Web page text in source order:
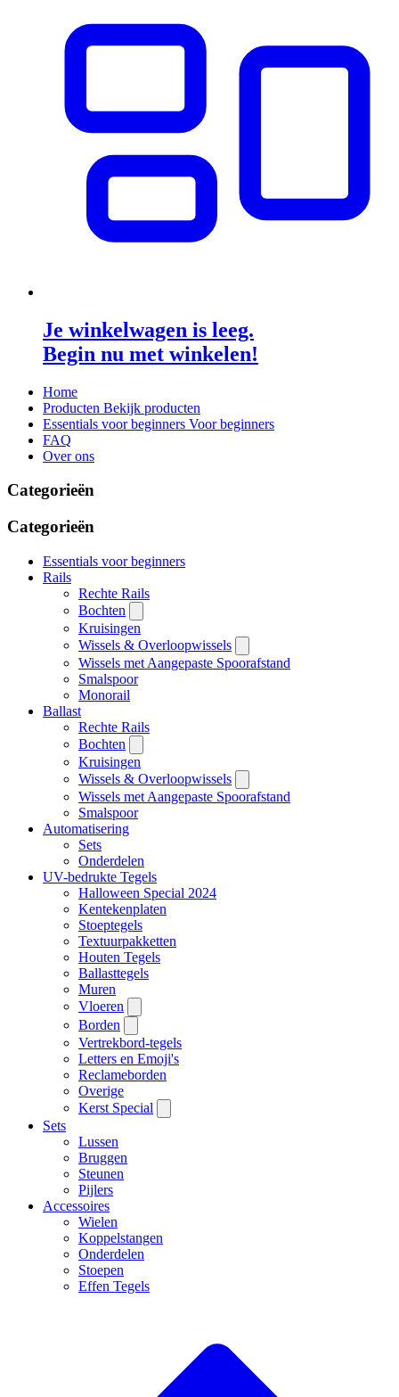
Je winkelwagen is leeg.
Begin nu met winkelen!
Home
Producten Bekijk producten
Essentials voor beginners Voor beginners
FAQ
Over ons
Categorieën
Categorieën
Essentials voor beginners
Rails
Rechte Rails
Bochten
Kruisingen
Wissels & Overloopwissels
Wissels met Aangepaste Spoorafstand
Smalspoor
Monorail
Ballast
Rechte Rails
Bochten
Kruisingen
Wissels & Overloopwissels
Wissels met Aangepaste Spoorafstand
Smalspoor
Automatisering
Sets
Onderdelen
UV-bedrukte Tegels
Halloween Special 2024
Kentekenplaten
Stoeptegels
Textuurpakketten
Houten Tegels
Ballasttegels
Muren
Vloeren
Borden
Vertrekbord-tegels
Letters en Emoji's
Reclameborden
Overige
Kerst Special
Sets
Lussen
Bruggen
Steunen
Pijlers
Accessoires
Wielen
Koppelstangen
Onderdelen
Stoepen
Effen Tegels